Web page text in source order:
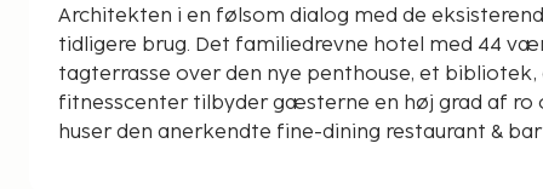
Architekten i en følsom dialog med de
tidligere brug. Det familiedrevne hotel med 44
tagterrasse over den nye penthouse, et bibliotek,
fitnesscenter tilbyder gæsterne en høj grad af ro
huser den anerkendte fine-dining restaurant & bar